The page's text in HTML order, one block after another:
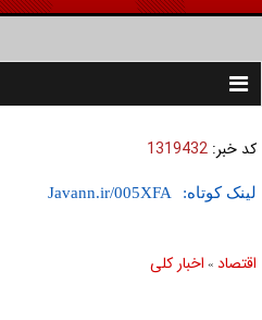
Toggle
کد خبر: 1319432
لینک کوتاه:
اقتصاد » اخبار کلی